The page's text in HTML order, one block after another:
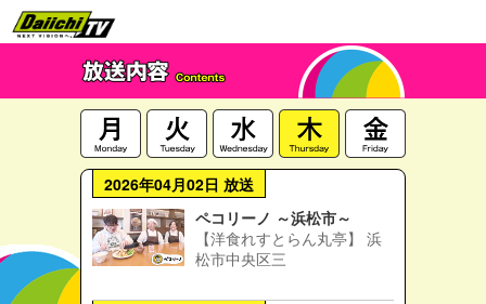
2026年04月02日 放送
ペコリーノ ～浜松市～
【洋食れすとらん丸亭】 浜
松市中央区三